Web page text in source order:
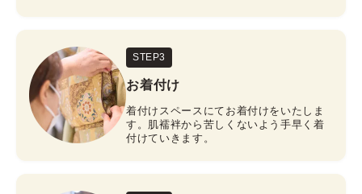
STEP3
お着付け
着付けスペースにてお着付けをいたしま
す。肌襦袢から苦しくないよう手早く着
付けていきます。